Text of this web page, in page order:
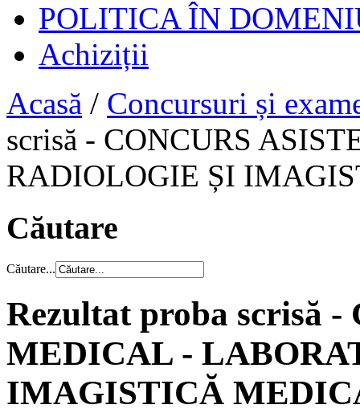
POLITICA ÎN
Achiziții
Acasă / Concursuri și
scrisă - CONCURS
RADIOLOGIE ȘI
Căutare
Căutare...
Rezultat proba scrisă -
MEDICAL -
IMAGISTICĂ